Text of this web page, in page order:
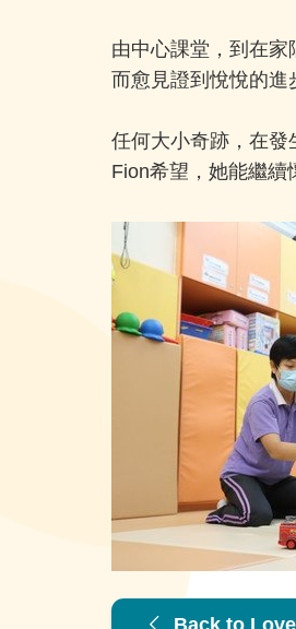
由中心課堂，到在
而愈見證到悅悅的進
任何大小奇跡，在發
Fion希望，她能繼續
Back to